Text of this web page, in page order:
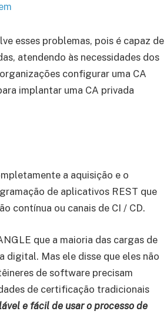
esses problemas, pois é capaz de
atendendo às necessidades dos
configurar uma CA
implantar uma CA privada
a aquisição e o
de aplicativos REST que
contínua ou canais de CI / CD.
que a maioria das cargas de
Mas ele disse que eles não
de software precisam
de certificação tradicionais
e fácil de usar o processo de